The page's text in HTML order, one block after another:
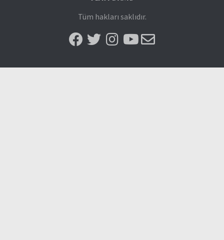
Tüm hakları saklıdır.